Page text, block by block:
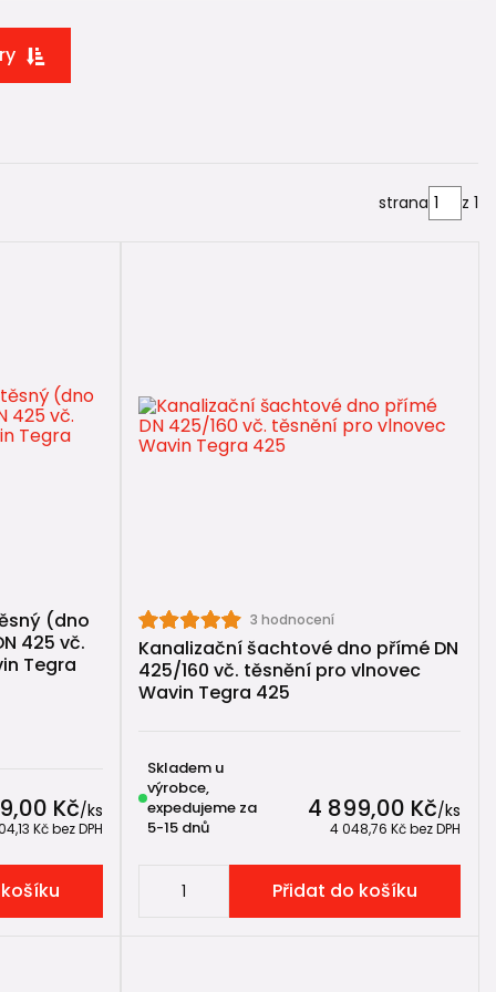
nebo menších technických přítoků.
strana z 1
(dno
425 vč.
Tegra
Kč/ks
Kčbez DPH
3 hodnocení
Kanalizační šachtové dno přímé DN
425/160 vč. těsnění pro vlnovec
Wavin Tegra 425
4 899,00 Kč/ks
4 048,76 Kčbez DPH
Skladem u
výrobce,
expedujeme za
5-15 dnů
Přidat do košíku